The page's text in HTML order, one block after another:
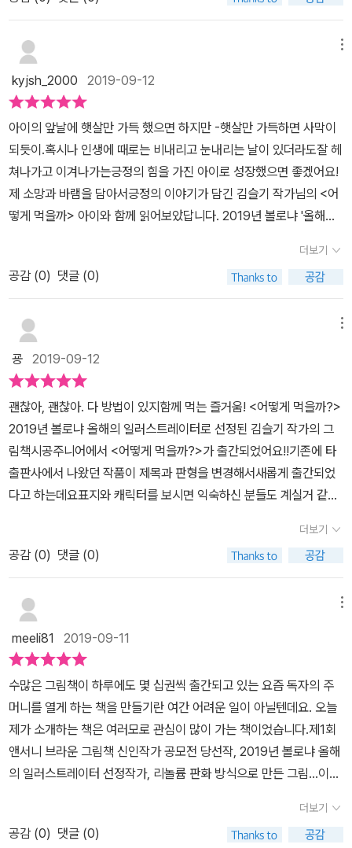
아졌지만 ~ 양을 늘려 만들기로 해요오리와 함께요 ~양이 많아지면
나눠먹으면 되니 걱정 없어요더 큰 그릇에 옮겨 담아요실수로 베이킹
파우더를 너무 많이 넣었는데요괜찮아 괜찮아!다 방법이 있지밀가루
양을 늘려서 더 많이 만들기로 해요동물 친구들이 더 모였어요양이
많아졌지만 여러명이 같이 만들고 같이 나눠먹으면 되니깐요정말 커
다란 빵이 만들어졌어요처음 시작이 딸기였던가요?딸기 올리는것도
잊으면 안되겠지요 ~동물친구들이 모여 빵을 같이 만들고 ~다같이
나눠먹었어요계획했던 일에 어긋나게 문제에 부딧힐때마다 좌절하거
나 실망하지 않고 긍정적인 마인드로 문제를 해결해나가는데요처음
엔 혼자 먹을 작은 빵을 만드려고 했지만 ~ 모든 동물친구들이 나눠
먹을 수 있을만큼의 커다란 빵을 만들었어요작은 일으로 시작했지만
커다란 이야기로 펼쳐지고 있어요[어떻게 먹을까?] 는 2019 볼로냐
냈어요 ~아이들이 좋아하는 빵을 만들면서 이야기가 펼쳐지는데요
어린 아이들도 흥미를 가지고 끝까지 잘 볼 수 있을것같아요
kyjsh_2000 2019-09-12
아이의 앞날에 햇살만 가득 했으면 하지만 -햇살만 가득하면 사막이
되듯이.혹시나 인생에 때로는 비내리고 눈내리는 날이 있더라도잘 헤
쳐나가고 이겨나가는긍정의 힘을 가진 아이로 성장했으면 좋겠어요!
제 소망과 바램을 담아서긍정의 이야기가 담긴 김슬기 작가님의 <어
떻게 먹을까> 아이와 함께 읽어보았답니다. 2019년 볼로냐 '올해의
었어요!오늘의 주인공인 쥐순이 넘 귀엽죠!맛있는 딸기로 빵을 만들
고픈 쥐순이 !하지만 생각대로 모든게 착착 진행되지는 않는데요.밀
가루는 너무 많고 우유와 달걀은 모자라는 상황.커져버린 빵을 구울
오븐이 없는 상황...어려움이 발생할때마다친구들의 도움을 얻어서
획과는 다르게 흘러가는 상황난감한 상황에 처할때마다쥐순이와 친
구들의 '괜찮아, 괜찮아. 다 방법이 있지!”라고 외쳐요!귀여운 친구들
의 긍정적인 한마디에 미소가 지어집니다.이제 살면서 힘든일이 생겨
도계획했던것과 다르게 진행이 되려해도 패닉에 빠지지 말고 외쳐보
는거예요. '괜찮아, 괜찮아. 다 방법이 있지!'결국 모두가 행복해졌다
는 이야기!보기만 해도 아름다운 그림이었어요 : ) 여백이 점점 친구
들로 채워가는 흥미진진한 구성에.. 아이도 저도 푹빠져 읽었어요!긍
정의 중요성에 더불어세상은 혼자살아가는것이아니라는 협동의 가치
를 배울 수 있는 동화책! 김슬기 작가님의 어떻게 먹을까 우리아이 그
더보기
공감 (0) 댓글 (0)
굥 2019-09-12
괜찮아, 괜찮아. 다 방법이 있지함께 먹는 즐거움! <어떻게 먹을까?>
2019년 볼로냐 올해의 일러스트레이터로 선정된 김슬기 작가의 그
림책시공주니어에서 <어떻게 먹을까?>가 출간되었어요!!​​기존에 타
출판사에서 나왔던 작품이 제목과 판형을 변경해서새롭게 출간되었
다고 하는데요표지와 캐릭터를 보시면 익숙하신 분들도 계실거 같네
는데요~이야기에 더 많은 내용을 더해 주는 그림으로 이루어진 작품!
<어떻게 먹을까?>를 함께 읽어보며 아이와 이야기 나눠보고 싶어지
더라구요. 동일한 판형을 사용해서 그림들이 전체적으로 통일감이
들어요.제목도 도서 내용을 담은 활동적인 분위기입니다.​​책 속 동물
캐릭터들의 표정과 몸짓을 섬세하고 예리하게 묘사한 리놀륨판화 기
법!그 속에 짧은 글귀들을 읽어나가며 아이와 그림으로 많은 이야기
를 나눠보게되는 그림책이에요 문제에 부딪힌 주인공 쥐순이!오리,
원숭이, 양, 곰, 코끼리 등의 동물 친굴들의 도움으로 커다란 빵을 만
들어 나아가는데요문제에 부딪혔을때 주저하지 않고 동물친구들과
함께하는 긍정의 힘과 기쁨으로마침내 커다란 딸기 케이크 만들기에
성공합니다^^​딸기 케이크를 만드는 과정을 맛있게 지켜보면서 긍정
의 힘과 함께하는 기쁨을 배워볼 수 있겠는데요.딸기 한 알로 시작된
작고도 큰 이야기~​​ 글이 많지 않은 그림책이라아이와 함께 그림을 보
면서 상상의 이야기를 나눠보기에도 좋을거 같아요~그리고 이제 막
더보기
공감 (0) 댓글 (0)
meeli81 2019-09-11
수많은 그림책이 하루에도 몇 십권씩 출간되고 있는 요즘 독자의 주
머니를 열게 하는 책을 만들기란 여간 어려운 일이 아닐텐데요. 오늘
제가 소개하는 책은 여러모로 관심이 많이 가는 책이었습니다.제1회
앤서니 브라운 그림책 신인작가 공모전 당선작, 2019년 볼로냐 올해
의 일러스트레이터 선정작가, 리놀륨 판화 방식으로 만든 그림...이러
현북스에서 <딸기 한 알>이라는 제목으로 출간되었던 책이 시공주니
어에서 <어떻게 먹을까?>라는 제목으로 재출간되었습니다.딸기라
더보기
공감 (0) 댓글 (0)